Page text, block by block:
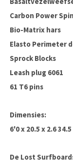
Carbon Power
Bio-Matrix hars
Elasto Perimeter
Sprock Blocks
Leash plug 6061
61 T6 pins
Dimensies:
6'0 x 20.5 x 2.6
De Lost